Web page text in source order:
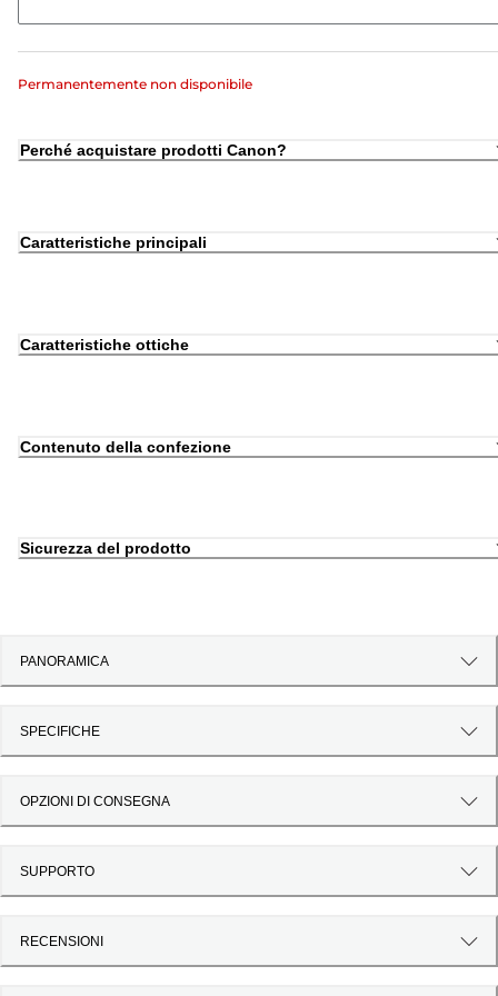
Permanentemente non disponibile
Perché acquistare prodotti Canon?
Caratteristiche principali
Caratteristiche ottiche
Contenuto della confezione
Sicurezza del prodotto
PANORAMICA
SPECIFICHE
OPZIONI DI CONSEGNA
SUPPORTO
RECENSIONI